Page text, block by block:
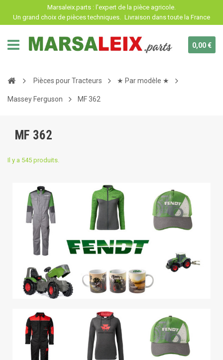
Marsaleix.parts : l'expert de la pièce agricole.
Un grand choix de pièces techniques. Livraison dans toute la France
0,00 €
Pièces pour Tracteurs ★ Par modèle ★
Massey Ferguson MF 362
MF 362
Il y a 545 produits.
Panneau de gestion des cookies